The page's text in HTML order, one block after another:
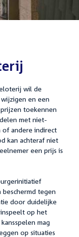
wil de
en een
toekennen
met niet-
of andere indirect
kan achteraf niet
een prijs is
tegen
door duidelijke
op het
mag
op situaties